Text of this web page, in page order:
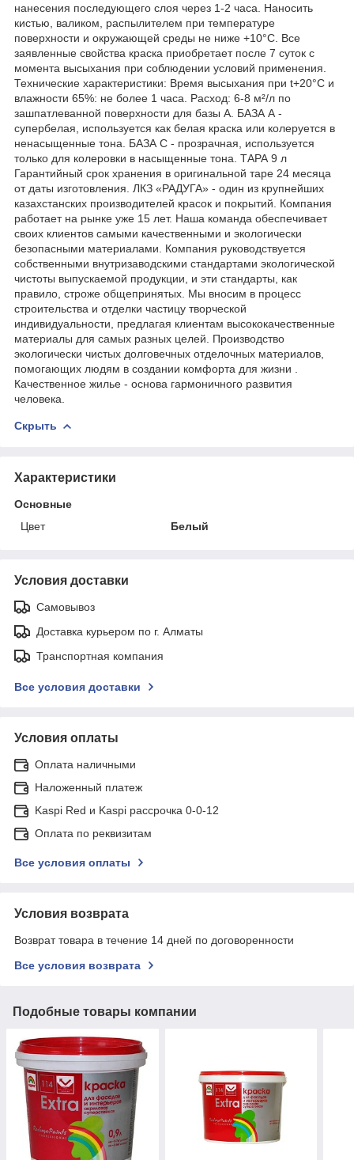
нанесения последующего слоя через 1-2 часа. Наносить
кистью, валиком, распылителем при температуре
поверхности и окружающей среды не ниже +10°С. Все
заявленные свойства краска приобретает после 7 суток с
момента высыхания при соблюдении условий применения.
Технические характеристики: Время высыхания при t+20°С и
влажности 65%: не более 1 часа. Расход: 6-8 м²/л по
зашпатлеванной поверхности для базы А. БАЗА А -
супербелая, используется как белая краска или колеруется в
ненасыщенные тона. БАЗА С - прозрачная, используется
только для колеровки в насыщенные тона. ТАРА 9 л
Гарантийный срок хранения в оригинальной таре 24 месяца
от даты изготовления. ЛКЗ «РАДУГА» - один из крупнейших
казахстанских производителей красок и покрытий. Компания
работает на рынке уже 15 лет. Наша команда обеспечивает
своих клиентов самыми качественными и экологически
безопасными материалами. Компания руководствуется
собственными внутризаводскими стандартами экологической
чистоты выпускаемой продукции, и эти стандарты, как
правило, строже общепринятых. Мы вносим в процесс
строительства и отделки частицу творческой
индивидуальности, предлагая клиентам высококачественные
материалы для самых разных целей. Производство
экологически чистых долговечных отделочных материалов,
помогающих людям в создании комфорта для жизни .
Качественное жилье - основа гармоничного развития
человека.
Скрыть
Характеристики
Основные
Цвет
Белый
Условия доставки
Самовывоз
Доставка курьером по г. Алматы
Транспортная компания
Все условия доставки
Условия оплаты
Оплата наличными
Наложенный платеж
Kaspi Red и Kaspi рассрочка 0-0-12
Оплата по реквизитам
Все условия оплаты
Условия возврата
Возврат товара в течение 14 дней по договоренности
Все условия возврата
Подобные товары компании